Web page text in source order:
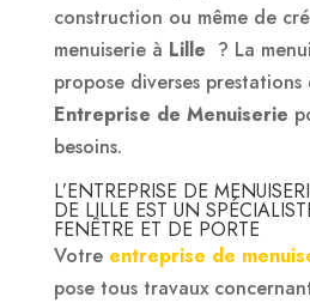
construction ou même de
menuiserie à Lille ? La
propose diverses prestations
Entreprise de Menuiserie
besoins.
L’ENTREPRISE DE
DE LILLE EST UN
FENÊTRE ET DE PORTE
Votre entreprise de
pose tous travaux